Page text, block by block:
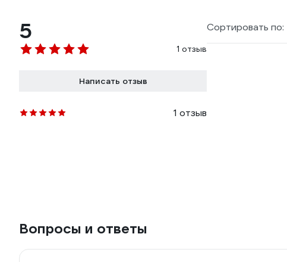
5
1 отзыв
Написать отзыв
1 отзыв
Сортировать по:
Вопросы и ответы